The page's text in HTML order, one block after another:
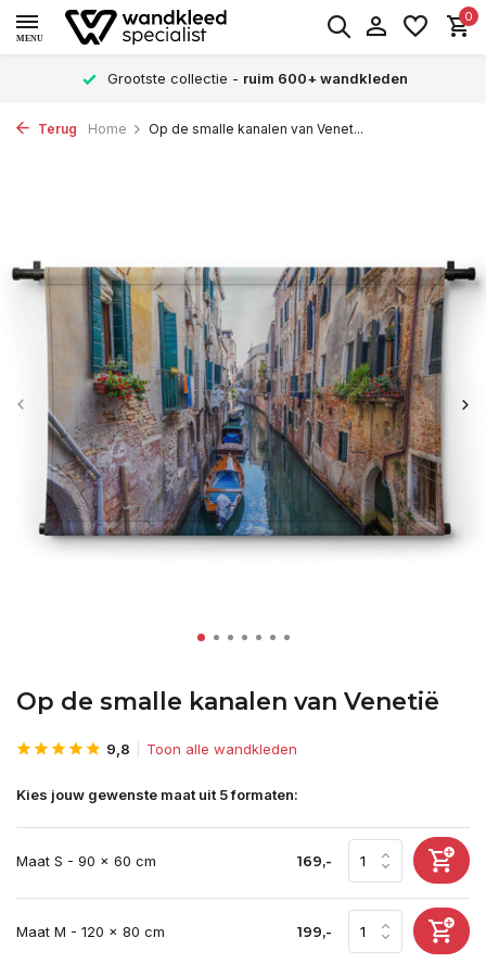
MENU
0
Grootste collectie -ruim 600+ wandkleden
Terug Home Op de smalle kanalen van Venet...
Op de smalle kanalen van Venetië
9,8 Toon alle wandkleden
Kies jouw gewenste maat uit 5 formaten:
Maat S - 90 x 60 cm 169,-
Maat M - 120 x 80 cm 199,-